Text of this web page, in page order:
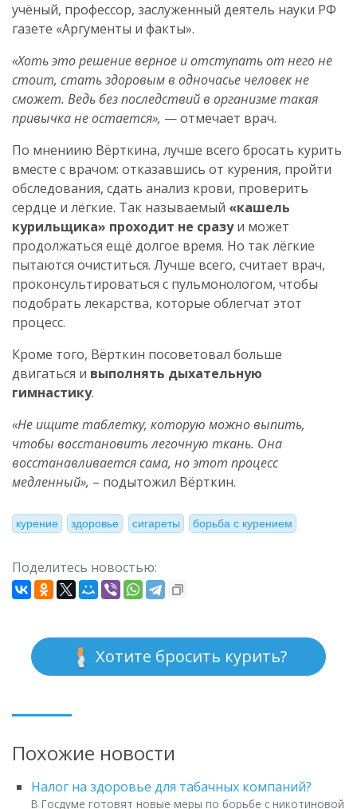
учёный, профессор, заслуженный деятель науки РФ
газете «Аргументы и факты».
«Хоть это решение верное и отступать от него не
стоит, стать здоровым в одночасье человек не
сможет. Ведь без последствий в организме такая
привычка не остается», — отмечает врач.
По мнениию Вёрткина, лучше всего бросать курить
вместе с врачом: отказавшись от курения, пройти
обследования, сдать анализ крови, проверить
сердце и лёгкие. Так называемый «кашель
курильщика» проходит не сразуи может
продолжаться ещё долгое время. Но так лёгкие
пытаются очиститься. Лучше всего, считает врач,
проконсультироваться с пульмонологом, чтобы
подобрать лекарства, которые облегчат этот
процесс.
Кроме того, Вёрткин посоветовал больше
двигаться и выполнять дыхательную
гимнастику.
«Не ищите таблетку, которую можно выпить,
чтобы восстановить легочную ткань. Она
восстанавливается сама, но этот процесс
медленный», – подытожил Вёрткин.
курение здоровье сигареты борьба с курением
Поделитесь новостью:
Хотите бросить курить?
Похожие новости
Налог на здоровье для табачных компаний?
В Госдуме готовят новые меры по борьбе с никотиновой